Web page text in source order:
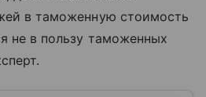
в таможенную стоимость
не в пользу таможенных